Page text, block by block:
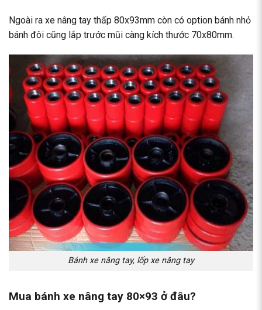
Ngoài ra xe nâng tay thấp 80x93mm còn có option bánh nhỏ
bánh đôi cũng lắp trước mũi càng kích thước 70x80mm.
Bánh xe nâng tay, lốp xe nâng tay
Mua bánh xe nâng tay 80×93 ở đâu?